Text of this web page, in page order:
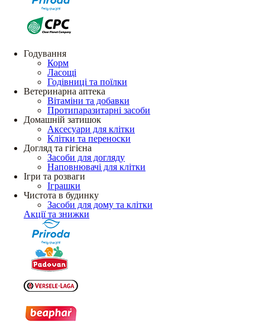
Годування
Корм
Ласощі
Годівниці та поїлки
Ветеринарна аптека
Вітаміни та добавки
Протипаразитарні засоби
Домашній затишок
Аксесуари для клітки
Клітки та переноски
Догляд та гігієна
Засоби для догляду
Наповнювачі для клітки
Ігри та розваги
Іграшки
Чистота в будинку
Засоби для дому та клітки
Акції та знижки